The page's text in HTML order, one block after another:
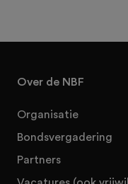
Over de NBF
Organisatie
Bondsvergadering
Partners